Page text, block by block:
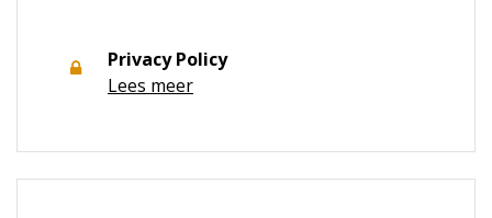
Privacy Policy
Lees meer